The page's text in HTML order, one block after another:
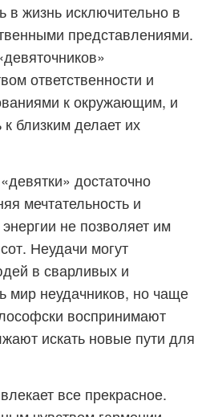
в жизнь исключительно в
представлениями.
ответственности и
к окружающим, и
близким делает их
достаточно
мечтательность и
не позволяет им
Неудачи могут
в сварливых и
мир неудачников, но чаще
воспринимают
искать новые пути для
все прекрасное.